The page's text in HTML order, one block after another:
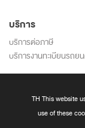
บริการ
บริการต่อภาษี
บริการงานทะเบียนรถย
TH This website
use of these